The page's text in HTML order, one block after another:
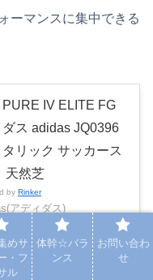
ーマンスに集中できる
PURE IV ELITE FG
ダス adidas JQ0396
リック サッカース
天然芝
by Rinker
アディダス)
楽天市場
めサ
・フ
ル
体幹☆バラ
ンス
お問い合わ
せ